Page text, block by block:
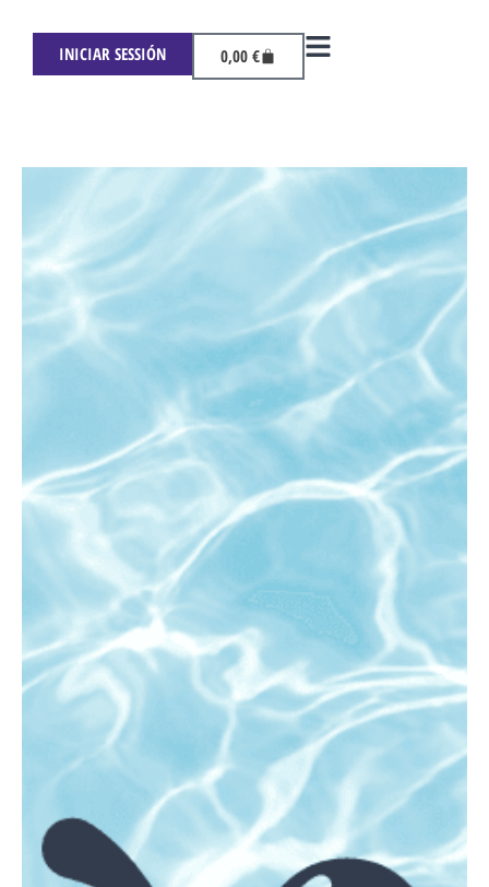
INICIAR SESSIÓN 0,00 €